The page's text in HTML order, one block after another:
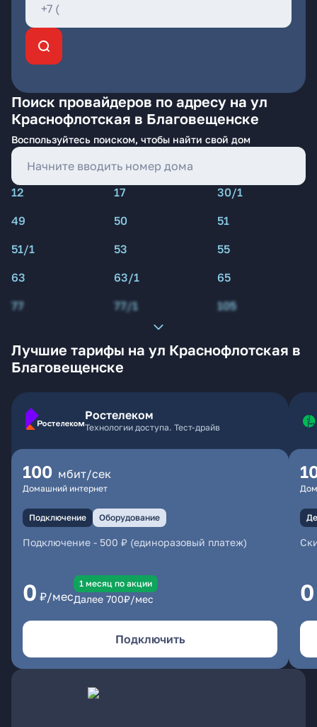
Поиск провайдеров по адресу на ул
Краснофлотская в Благовещенске
Воспользуйтесь поиском, чтобы найти свой дом
12 17
30/1
49
50
51
51/1
53
55
63
63/1
65
77
77/1 105
Лучшие тарифы на ул Краснофлотская в
Благовещенске
Ростелеком
Технологии доступа. Тест-драйв
100 мбит/сек
Домашний интернет
Подключение Оборудование
Подключение - 500 ₽ (единоразовый платеж)
0 ₽/мес
1 месяц по акции
Далее 700₽/мес
Подключить
0